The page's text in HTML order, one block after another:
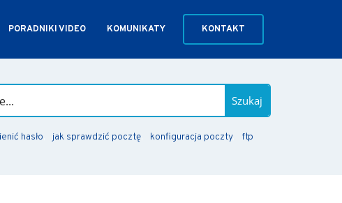
PORADNIKI VIDEO KOMUNIKATY KONTAKT
Szukaj
hasło jak sprawdzić pocztę konfiguracja poczty ftp